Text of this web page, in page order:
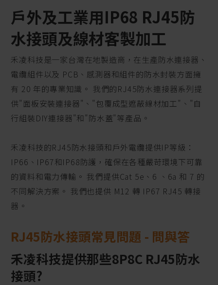
戶外及工業用IP68 RJ45防
水接頭及線材客製加工
禾凌科技是一家台灣在地製造商，在生產防水連接器、
電纜組件以及 PCB、感測器和組件的防水封裝方面擁
有 20 年的專業知識。 我們的RJ45防水連接器系列提
供"面板安裝連接器"、"包覆成型遮蔽線材加工"、"自
行組裝DIY連接器"和"防水蓋"等產品。
禾凌科技的RJ45防水接頭和戶外電纜提供IP等級：
IP66、IP67和IP68防護，確保在各種嚴苛環境下可靠
的資料和電力傳輸。 我們提供Cat 5e、6 、6a 和 7 的
不同解決方案。 我們也提供 M12 轉 IP67 RJ45 轉接
器。
RJ45防水接頭常見問題 - 問與答
禾凌科技提供那些8P8C RJ45防水
接頭?